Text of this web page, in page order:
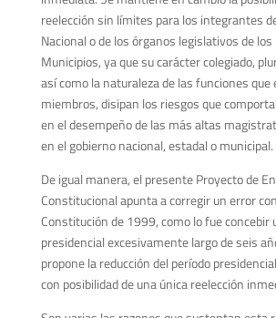
reelección sin límites para los integrantes
Nacional o de los órganos legislativos de
Municipios, ya que su carácter colegiado,
así como la naturaleza de las funciones que
miembros, disipan los riesgos que
en el desempeño de las más altas
en el gobierno nacional, estadal o municipal.
De igual manera, el presente Proyecto de
Constitucional apunta a corregir un error
Constitución de 1999, como lo fue concebir
presidencial excesivamente largo de seis
propone la reducción del período
con posibilidad de una única reelección